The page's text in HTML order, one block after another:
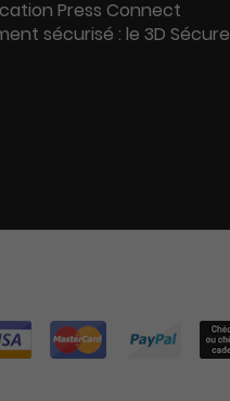
Press Connect
sécurisé : le 3D Sécure